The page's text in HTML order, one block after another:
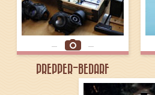
PREPPER-BEDARF